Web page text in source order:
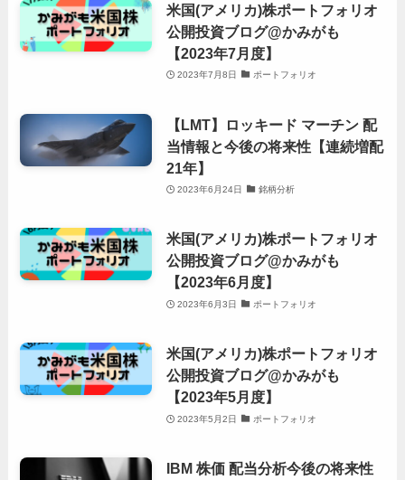
米国(アメリカ)株ポートフォリオ
公開投資ブログ@かみがも
【2023年7月度】
2023年7月8日 ポートフォリオ
【LMT】ロッキード マーチン 配
当情報と今後の将来性【連続増配
21年】
2023年6月24日 銘柄分析
米国(アメリカ)株ポートフォリオ
公開投資ブログ@かみがも
【2023年6月度】
2023年6月3日 ポートフォリオ
米国(アメリカ)株ポートフォリオ
公開投資ブログ@かみがも
【2023年5月度】
2023年5月2日 ポートフォリオ
IBM 株価 配当分析今後の将来性